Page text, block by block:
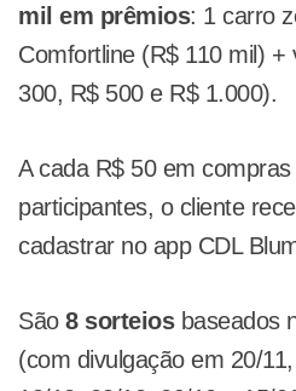
mil em prêmios: 1 carro
Comfortline (R$ 110 mil) +
300, R$ 500 e R$ 1.000).
A cada R$ 50 em
participantes, o cliente
cadastrar no app CDL
São 8 sorteiosbaseados
(com divulgação em 20/